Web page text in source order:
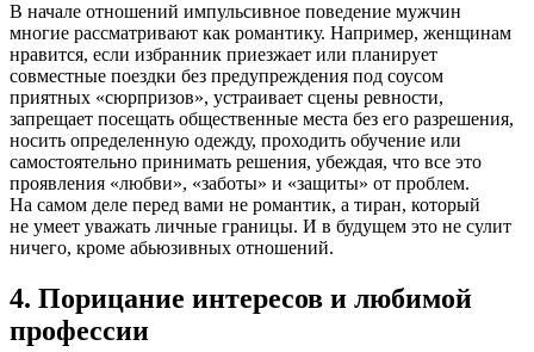
В начале отношений импульсивное поведение мужчин
многие рассматривают как романтику. Например, женщинам
нравится, если избранник приезжает или планирует
совместные поездки без предупреждения под соусом
приятных «сюрпризов», устраивает сцены ревности,
запрещает посещать общественные места без его разрешения,
носить определенную одежду, проходить обучение или
самостоятельно принимать решения, убеждая, что все это
проявления «любви», «заботы» и «защиты» от проблем.
На самом деле перед вами не романтик, а тиран, который
не умеет уважать личные границы. И в будущем это не сулит
ничего, кроме абьюзивных отношений.
4. Порицание интересов и любимой
профессии